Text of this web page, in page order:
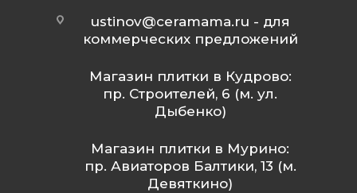
ustinov@ceramama.ru - для
коммерческих предложений
Магазин плитки в Кудрово:
пр. Строителей, 6 (м. ул.
Дыбенко)
Магазин плитки в Мурино:
пр. Авиаторов Балтики, 13 (м.
Девяткино)